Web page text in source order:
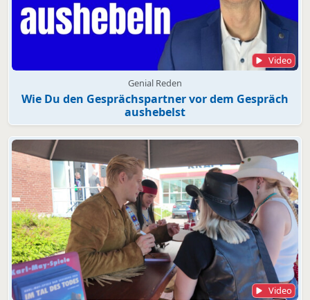
Video
Genial Reden
Wie Du den Gesprächspartner vor dem Gespräch
aushebelst
Video